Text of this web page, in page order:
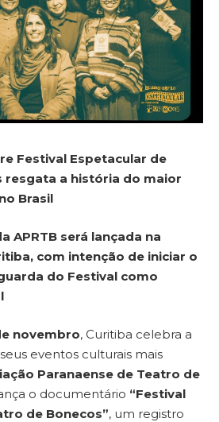
Festival Espetacular de
resgata a história do maior
Brasil
APRTB será lançada na
com intenção de iniciar o
do Festival como
novembro, Curitiba celebra a
eventos culturais mais
Paranaense de Teatro de
o documentário “Festival
de Bonecos”, um registro